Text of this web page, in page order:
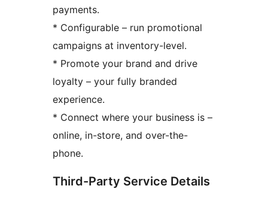
payments.
* Configurable – run promotional
campaigns at inventory-level.
* Promote your brand and drive
loyalty – your fully branded
experience.
* Connect where your business is –
online, in-store, and over-the-
phone.
Third-Party Service Details